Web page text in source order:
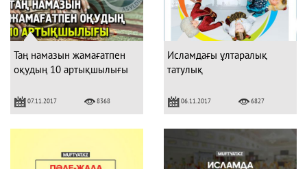
Таң намазын жамағатпен
оқудың 10 артықшылығы
07.11.2017 8368
Исламдағы ұлтаралық
татулық
06.11.2017 6827